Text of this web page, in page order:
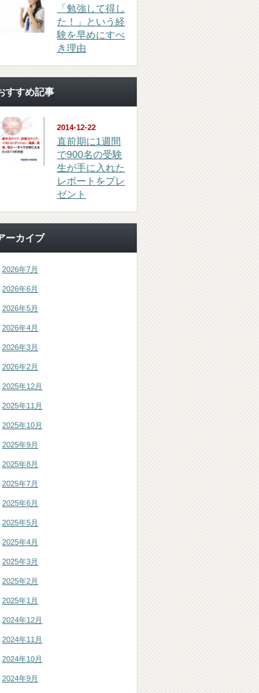
「勉強して得し
た！」という経
験を早めにすべ
き理由
すすめ記事
2014-12-22
直前期に1週間
で900名の受験
生が手に入れた
レポートをプレ
ゼント
ーカイブ
2026年7月
2026年6月
2026年5月
2026年4月
2026年3月
2026年2月
2025年12月
2025年11月
2025年10月
2025年9月
2025年8月
2025年7月
2025年6月
2025年5月
2025年4月
2025年3月
2025年2月
2025年1月
2024年12月
2024年11月
2024年10月
2024年9月